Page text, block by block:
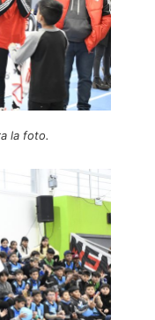
la foto.